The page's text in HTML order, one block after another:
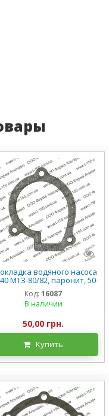
водяного насоса
МТЗ-80/82, паронит, 50-
1307048-Б
Код: 16087
В наличии
50,00 грн.
Купить